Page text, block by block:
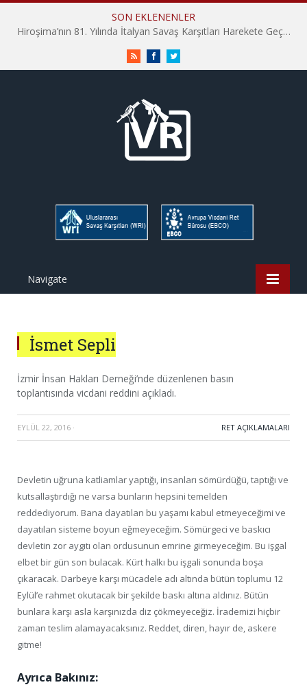
SON EKLENENLER
Hiroşima’nın 81. Yılında İtalyan Savaş Karşıtları Harekete Geçti: “Hatırlamak yeterli değil”
RSS FacebookTwitter
Navigate
İsmet Sepli
İzmir İnsan Hakları Derneği’nde düzenlenen basın
toplantısında vicdani reddini açıkladı.
EYLÜL 22, 2016 · RET AÇIKLAMALARI
Devletin uğruna katliamlar yaptığı, insanları sömürdüğü, taptığı ve
kutsallaştırdığı ne varsa bunların hepsini temelden
reddediyorum. Bana dayatılan bu yaşamı kabul etmeyeceğimi ve
dayatılan sisteme boyun eğmeyeceğim. Sömürgeci ve baskıcı
devletin zor aygıtı olan ordusunun emrine girmeyeceğim. Bu işgal
elbet bir gün son bulacak. Kürt halkı bu işgali sonunda boşa
çıkaracak. Darbeye karşı mücadele adı altında bütün toplumu 12
Eylül’e rahmet okutacak bir şekilde baskı altına aldınız. Bütün
bunlara karşı asla karşınızda diz çökmeyeceğiz. İrademizi hiçbir
zaman teslim alamayacaksınız. Reddet, diren, hayır de, askere
gitme!
Ayrıca Bakınız: